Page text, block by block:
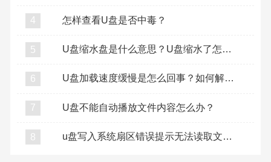
4 怎样查看U盘是否中毒？
5 U盘缩水盘是什么意思？U盘缩水了怎么复原？
6 U盘加载速度缓慢是怎么回事？如何解决U盘加载缓慢？
7 U盘不能自动播放文件内容怎么办？
8 u盘写入系统扇区错误提示无法读取文件怎么办？